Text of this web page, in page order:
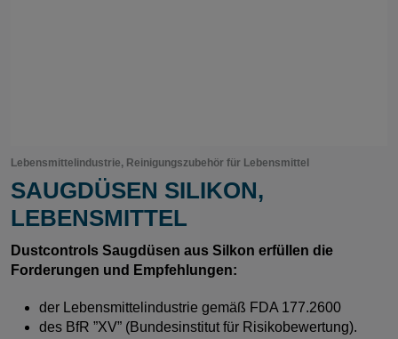
Lebensmittelindustrie, Reinigungszubehör für Lebensmittel
SAUGDÜSEN SILIKON,
LEBENSMITTEL
Dustcontrols Saugdüsen aus Silkon erfüllen die
Forderungen und Empfehlungen:
der Lebensmittelindustrie gemäß FDA 177.2600
des BfR ”XV” (Bundesinstitut für Risikobewertung).